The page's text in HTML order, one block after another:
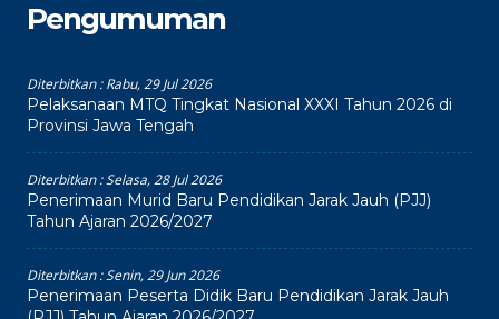
Pengumuman
Diterbitkan :Rabu, 29 Jul 2026
Pelaksanaan MTQ Tingkat Nasional XXXI Tahun 2026 di
Provinsi Jawa Tengah
Diterbitkan :Selasa, 28 Jul 2026
Penerimaan Murid Baru Pendidikan Jarak Jauh (PJJ)
Tahun Ajaran 2026/2027
Diterbitkan :Senin, 29 Jun 2026
Penerimaan Peserta Didik Baru Pendidikan Jarak Jauh